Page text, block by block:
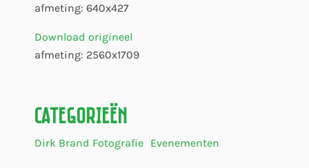
afmeting: 640x427
Download origineel
afmeting: 2560x1709
Categorieën
Dirk Brand Fotografie Evenementen